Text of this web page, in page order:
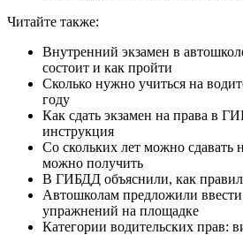
Читайте также:
Внутренний экзамен в
состоит и как пройти
Сколько нужно учиться на
году
Как сдать экзамен на права в
инструкция
Со скольких лет можно сдавать
можно получить
В ГИБДД объяснили, как
Автошколам предложили
упражнений на площадке
Категории водительских прав: